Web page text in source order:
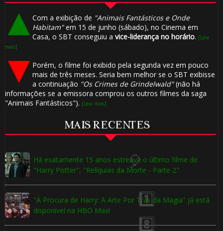
Com a exibição de "Animais Fantásticos e Onde
Habitam"em 15 de junho (sábado), no Cinema em
Casa, o SBT conseguiu a vice-liderança no horário. [Leia
mais]
Porém, o filme foi exibido pela segunda vez em pouco
mais de três meses. Seria bem melhor se o SBT exibisse
a continuação "Os Crimes de Grindelwald"(não há
informações se a emissora comprou os outros filmes da saga
"Animais Fantásticos"). [Leia mais]
MAIS RECENTES
Há exatamente 15 anos estreava o último filme de
"Harry Potter", "Relíquias da Morte - Parte 2"
"À Procura de Harry: A Arte Por Trás da Magia" já está
disponível na HBO Max!
🎈
1️⃣ 8️⃣